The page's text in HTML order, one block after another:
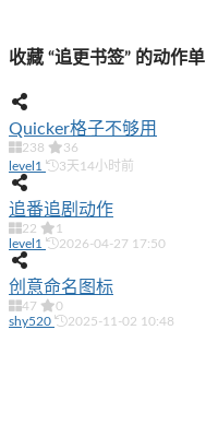
收藏 “追更书签” 的动作单
Quicker格子不够用
238
36
level1
3天14小时前
追番追剧动作
22
1
level1
2026-04-27 17:50
创意命名图标
47
0
shy520
2025-11-02 10:48